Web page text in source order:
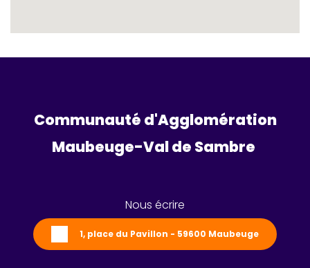
Communauté d'Agglomération
Maubeuge-Val de Sambre
Nous écrire
1, place du Pavillon - 59600 Maubeuge